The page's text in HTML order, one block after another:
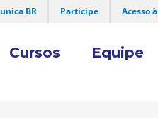
BR Participe Acesso
Cursos Equipe